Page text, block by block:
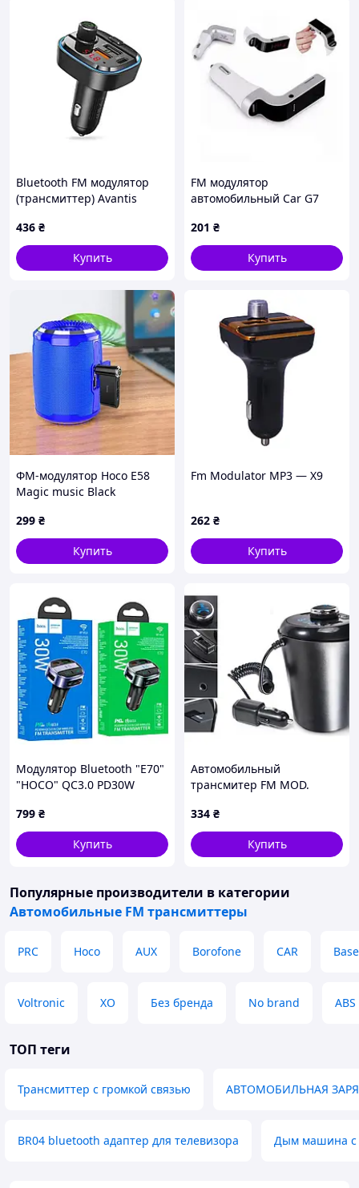
Bluetooth FM модулятор
(трансмиттер) Avantis
436 ₴
Купить
FM модулятор
автомобильный Car G7
201 ₴
Купить
ФМ-модулятор Hoco E58
Magic music Black
299 ₴
Купить
Fm Modulator MP3 — X9
262 ₴
Купить
Модулятор Bluetooth "E70"
"HOCO" QC3.0 PD30W
799 ₴
Купить
Автомобильный
трансмитер FM MOD.
прикуривателя Черный
334 ₴
Купить
Популярные производители в категории
Автомобильные FM трансмиттеры
PRC Hoco AUX Borofone CAR
Voltronic XO Без бренда No brand ABS
ТОП теги
Трансмиттер с громкой связью АВТОМОБИЛЬНАЯ
BR04 bluetooth адаптер для телевизора Дым машина с